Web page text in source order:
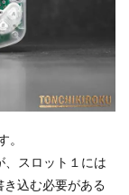
。
、スロット１には
込む必要がある